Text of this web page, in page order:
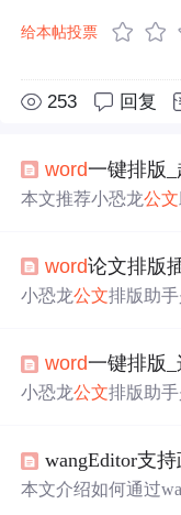
给本帖投票
253 回复
word一键排版
本文推荐小恐龙公文
加密及多种格式保
按钮，极大提升排
word论文排版
小恐龙公文排版助
公文、论文等文档
word一键排版
小恐龙公文排版助
还分享了一些Word
wangEditor支
本文介绍如何通过